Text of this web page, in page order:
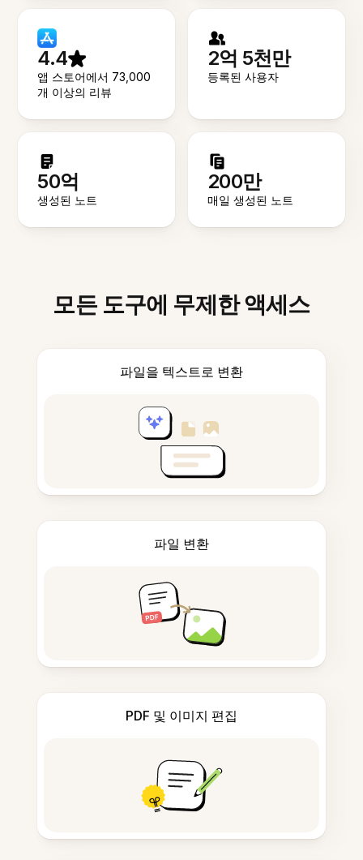
4.4
앱 스토어에서 73,000
개 이상의 리뷰
2억 5천만
등록된 사용자
50억
생성된 노트
200만
매일 생성된 노트
모든 도구에 무제한 액세스
파일을 텍스트로 변환
파일 변환
PDF 및 이미지 편집